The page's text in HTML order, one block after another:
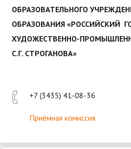
ОБРАЗОВАТЕЛЬНОГО
ОБРАЗОВАНИЯ «РОССИЙСКИЙ
ХУДОЖЕСТВЕННО-
С.Г. СТРОГАНОВА»
+7 (3435) 41-08-36
Приёмная комиссия